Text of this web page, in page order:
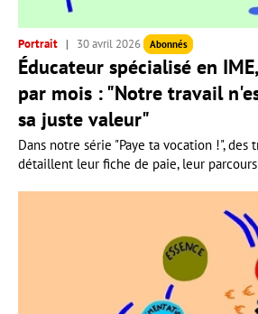
Portrait 30 avril 2026 Abonnés
Éducateur spécialisé en
par mois : "Notre travail
sa juste valeur"
Dans notre série "Paye ta vocation !", des
détaillent leur fiche de paie, leur